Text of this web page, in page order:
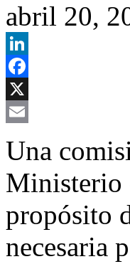
abril 20,
LinkedIn
Facebook
X
Una
Ministerio
propósito
necesaria